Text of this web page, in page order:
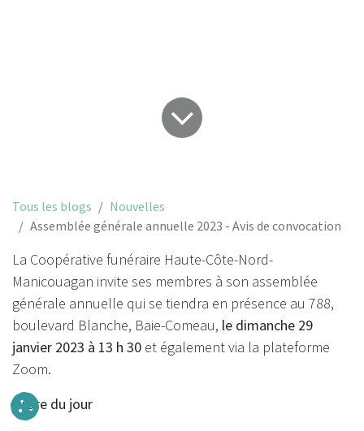
Tous les blogs
Nouvelles
Assemblée générale annuelle 2023 - Avis de convocation
La Coopérative funéraire Haute-Côte-Nord-
Manicouagan invite ses membres à son assemblée
générale annuelle qui se tiendra en présence au 788,
boulevard Blanche, Baie-Comeau, le dimanche 29
janvier 2023 à 13 h 30 et également via la plateforme
Zoom.
Ordre du jour